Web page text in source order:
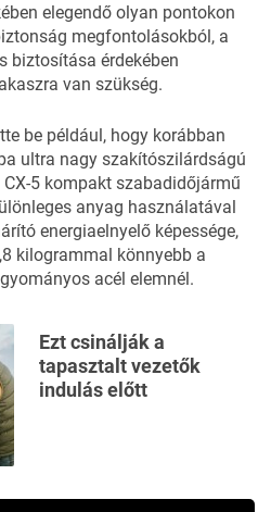
elegendő olyan pontokon
megfontolásokból, a
biztosítása érdekében
van szükség.
be például, hogy korábban
ultra nagy szakítószilárdságú
5 kompakt szabadidőjármű
anyag használatával
energiaelnyelő képessége,
kilogrammal könnyebb a
acél elemnél.
Ezt csinálják a
tapasztalt vezetők
indulás előtt